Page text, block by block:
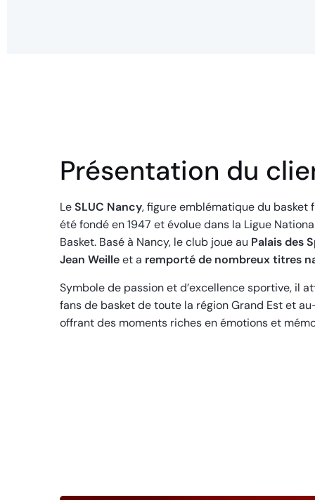
Présentation du
LeSLUC Nancy, figure emblématique du basket
été fondé en 1947 et évolue dans la Ligue
Basket. Basé à Nancy, le club joue au Palais des
Jean Weilleet a remporté de nombreux titres
Symbole de passion et d’excellence sportive, il
fans de basket de toute la région Grand Est et
offrant des moments riches en émotions et